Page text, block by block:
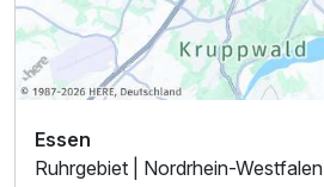
Essen
Ruhrgebiet | Nordrhein-Westfalen